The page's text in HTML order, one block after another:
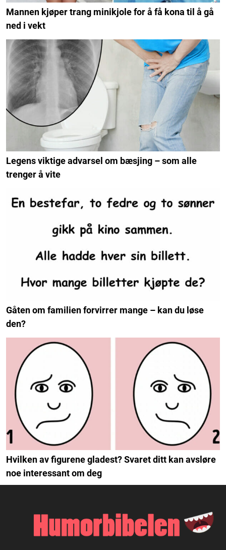
Mannen kjøper trang minikjole for å få kona til å gå
ned i vekt
Legens viktige advarsel om bæsjing – som alle
trenger å vite
Gåten om familien forvirrer mange – kan du løse
den?
Hvilken av figurene gladest? Svaret ditt kan avsløre
noe interessant om deg